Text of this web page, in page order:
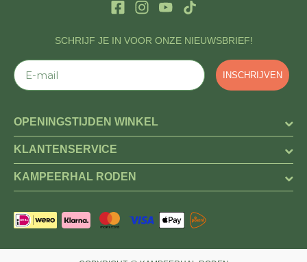
SCHRIJF JE IN VOOR ONZE NIEUWSBRIEF!
E-mail
INSCHRIJVEN
OPENINGSTIJDEN WINKEL
KLANTENSERVICE
KAMPEERHAL RODEN